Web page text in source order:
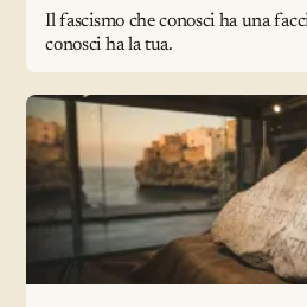
Il fascismo che conosci ha una
conosci ha la tua.